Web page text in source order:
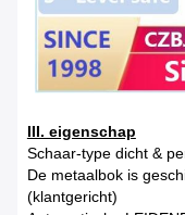
III. eigenschap
Schaar-type dicht &
De metaalbok is
(klantgericht)